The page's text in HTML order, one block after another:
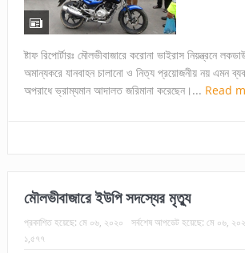
ষ্টাফ রিপোর্টারঃ মৌলভীবাজারে করোনা ভাইরাস নিয়ন্ত্রনে
অমান্যকরে যানবাহন চালানো ও নিত্য প্রয়োজনীয় নয় এমন
অপরাধে ভ্রাম্যমান আদালত জরিমানা করেছেন।... Read
মৌলভীবাজারে ইউপি সদস্যের মৃত্যু
প্রকাশিত হয়েছে: মে ০৬, ২০২০ সর্বশেষ আপডেট হয়েছে: মে ০৬,
১,৫৭৭